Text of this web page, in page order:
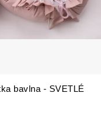
bavlna - SVETLÉ